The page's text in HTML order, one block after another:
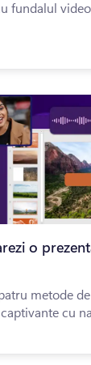
fundalul
o
metode
cu